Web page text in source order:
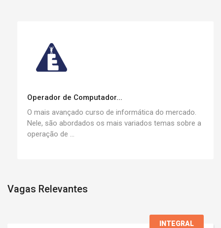
Operador de Computador...
O mais avançado curso de informática do mercado.
Nele, são abordados os mais variados temas sobre a
operação de ...
Vagas Relevantes
INTEGRAL